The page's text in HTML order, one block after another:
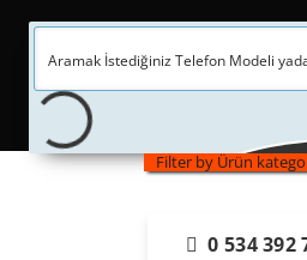
Filter by Ürün
0 534 392